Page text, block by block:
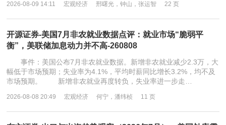
2026-08-09 14:11 宏观经济 邢曙光，钟山，张运智 22 页
开源证券-美国7月非农就业数据点评：就业市场“脆弱平
衡”，美联储加息动力并不高-260808
事件：美国公布7月非农就业数据。新增非农就业减少2.3万，大
幅低于市场预期；失业率为4.1%，平均时薪同比增长3.2%，均不及
市场预期。 新增非农就业再度转负，失业率进一步走…
2026-08-08 20:49 宏观经济 何宁，潘纬桢 11 页